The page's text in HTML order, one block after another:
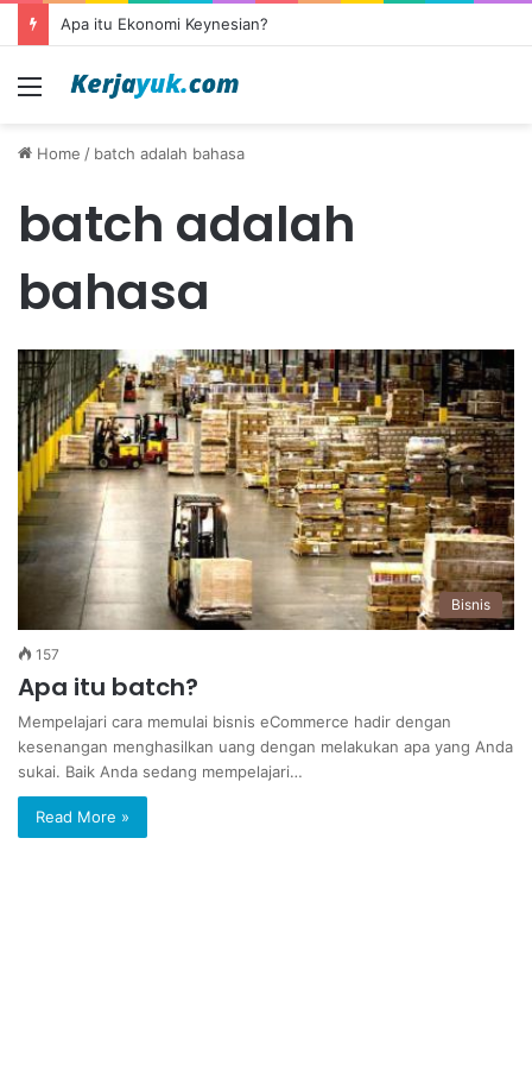
Apa itu Ekonomi Keynesian?
Menu
Home / batch adalah bahasa
batch adalah
bahasa
Bisnis
157
Apa itu batch?
Mempelajari cara memulai bisnis eCommerce hadir dengan
kesenangan menghasilkan uang dengan melakukan apa yang Anda
sukai. Baik Anda sedang mempelajari…
Read More »